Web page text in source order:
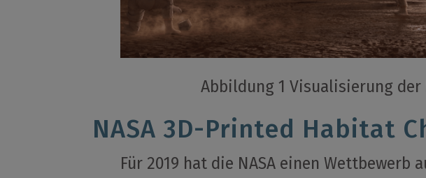
Abbildung 1 Visualisierung der
NASA 3D-Printed Habitat
Für 2019 hat die NASA einen Wettbewerb